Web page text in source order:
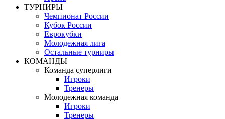
ТУРНИРЫ
Чемпионат России
Кубок России
Еврокубки
Молодежная лига
Остальные турниры
КОМАНДЫ
Команда суперлиги
Игроки
Тренеры
Молодежная команда
Игроки
Тренеры